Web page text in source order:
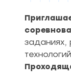
заданиях,